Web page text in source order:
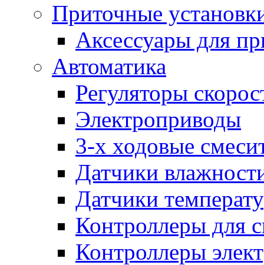
Приточные
Аксессуары для
Автоматика
Регуляторы
Электроприводы
3-х ходовые
Датчики
Датчики
Контроллеры для
Контроллеры